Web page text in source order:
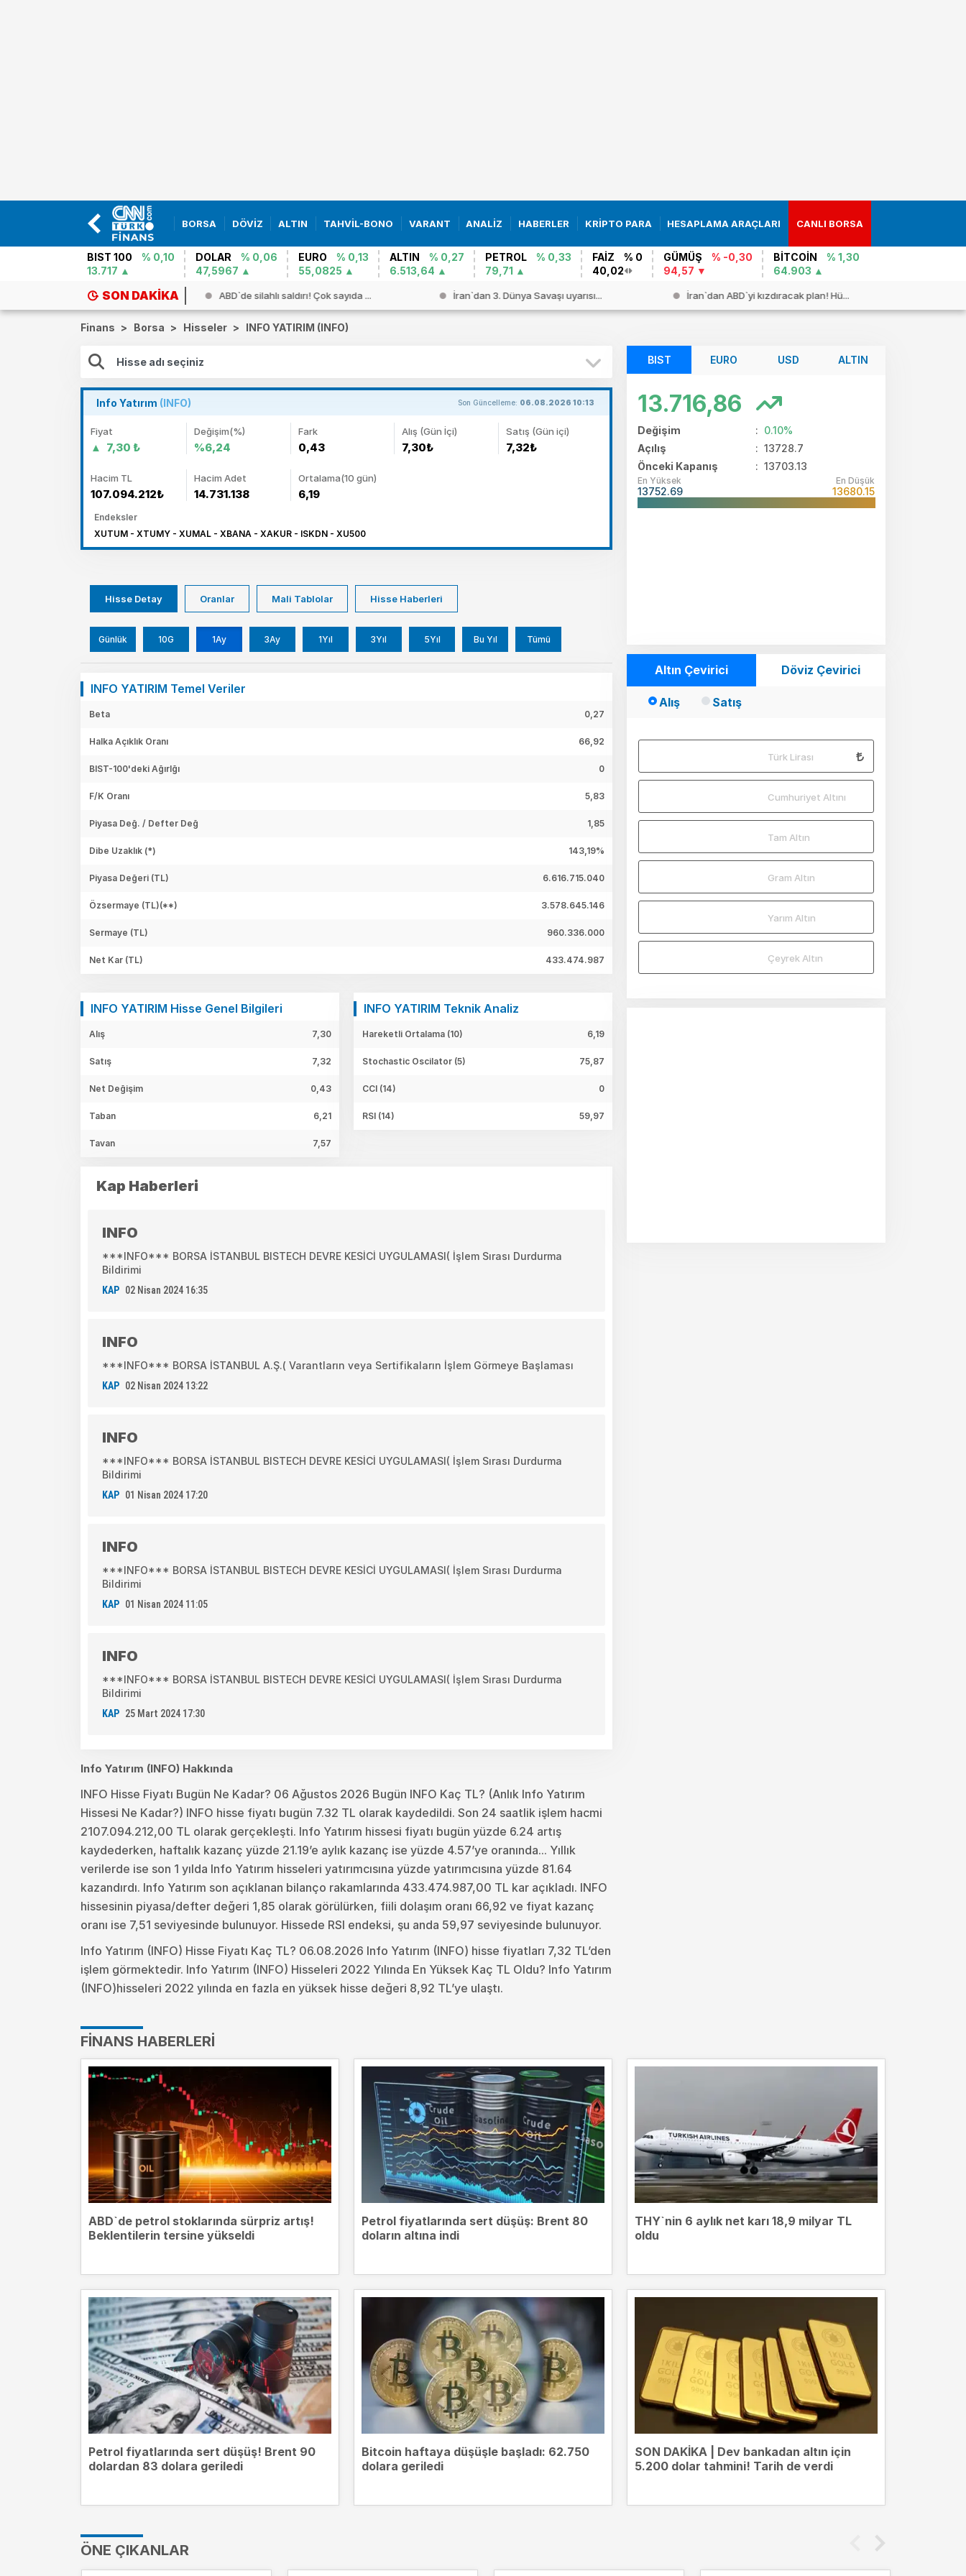
BORSA DÖVİZ ALTIN TAHVİL-BONO VARANT ANALİZ HABERLER KRİPTO PARA HESAPLAMA ARAÇLARI CANLI BORSA
BIST 100
% 0,10
13.717
DOLAR
% 0,06
47,5967
EURO
% 0,13
55,0825
ALTIN
% 0,27
6.513,64
PETROL
% 0,33
79,71
FAİZ
% 0
40,02
GÜMÜŞ
% -0,30
94,57
BİTCOİN
% 1,30
64.903
SON DAKIKA
roketi Ay`a çarptı... ABD`de silahlı saldırı! Çok sayıda ... İran`dan 3. Dünya Savaşı uyarısı... İran`dan ABD`yi kızdıracak plan! Hü...
Finans > Borsa > Hisseler > INFO YATIRIM (INFO)
Info Yatırım (INFO) Son Güncelleme: 06.08.2026 10:13
Fiyat
7,30 ₺
Değişim(%)
%6,24
Fark
0,43
Alış (Gün İçi)
7,30₺
Satış (Gün içi)
7,32₺
Hacim TL
107.094.212₺
Hacim Adet
14.731.138
Ortalama(10 gün)
6,19
Endeksler
XUTUM - XTUMY - XUMAL - XBANA - XAKUR - ISKDN - XU500
Hisse Detay Oranlar Mali Tablolar Hisse Haberleri
Günlük 10G 1Ay 3Ay 1Yıl 3Yıl 5Yıl Bu Yıl Tümü
INFO YATIRIM Temel Veriler
Beta 0,27
Halka Açıklık Oranı 66,92
BIST-100'deki Ağırlğı 0
F/K Oranı 5,83
Piyasa Değ. / Defter Değ 1,85
Dibe Uzaklık (*) 143,19%
Piyasa Değeri (TL) 6.616.715.040
Özsermaye (TL)(**) 3.578.645.146
Sermaye (TL) 960.336.000
Net Kar (TL) 433.474.987
INFO YATIRIM Hisse Genel Bilgileri
Alış 7,30
Satış 7,32
Net Değişim 0,43
Taban 6,21
Tavan 7,57
INFO YATIRIM Teknik Analiz
Hareketli Ortalama (10) 6,19
Stochastic Oscilator (5) 75,87
CCI (14) 0
RSI (14) 59,97
Kap Haberleri
INFO
***INFO*** BORSA İSTANBUL BISTECH DEVRE KESİCİ UYGULAMASI( İşlem Sırası Durdurma
Bildirimi
KAP 02 Nisan 2024 16:35
INFO
***INFO*** BORSA İSTANBUL A.Ş.( Varantların veya Sertifikaların İşlem Görmeye Başlaması
KAP 02 Nisan 2024 13:22
INFO
***INFO*** BORSA İSTANBUL BISTECH DEVRE KESİCİ UYGULAMASI( İşlem Sırası Durdurma
Bildirimi
KAP 01 Nisan 2024 17:20
INFO
***INFO*** BORSA İSTANBUL BISTECH DEVRE KESİCİ UYGULAMASI( İşlem Sırası Durdurma
Bildirimi
KAP 01 Nisan 2024 11:05
INFO
***INFO*** BORSA İSTANBUL BISTECH DEVRE KESİCİ UYGULAMASI( İşlem Sırası Durdurma
Bildirimi
KAP 25 Mart 2024 17:30
Info Yatırım (INFO) Hakkında
INFO Hisse Fiyatı Bugün Ne Kadar? 06 Ağustos 2026 Bugün INFO Kaç TL? (Anlık Info Yatırım
Hissesi Ne Kadar?) INFO hisse fiyatı bugün 7.32 TL olarak kaydedildi. Son 24 saatlik işlem hacmi
2107.094.212,00 TL olarak gerçekleşti. Info Yatırım hissesi fiyatı bugün yüzde 6.24 artış
kaydederken, haftalık kazanç yüzde 21.19’e aylık kazanç ise yüzde 4.57’ye oranında... Yıllık
verilerde ise son 1 yılda Info Yatırım hisseleri yatırımcısına yüzde yatırımcısına yüzde 81.64
kazandırdı. Info Yatırım son açıklanan bilanço rakamlarında 433.474.987,00 TL kar açıkladı. INFO
hissesinin piyasa/defter değeri 1,85 olarak görülürken, fiili dolaşım oranı 66,92 ve fiyat kazanç
oranı ise 7,51 seviyesinde bulunuyor. Hissede RSI endeksi, şu anda 59,97 seviyesinde bulunuyor.
Info Yatırım (INFO) Hisse Fiyatı Kaç TL? 06.08.2026 Info Yatırım (INFO) hisse fiyatları 7,32 TL’den
işlem görmektedir. Info Yatırım (INFO) Hisseleri 2022 Yılında En Yüksek Kaç TL Oldu? Info Yatırım
(INFO)hisseleri 2022 yılında en fazla en yüksek hisse değeri 8,92 TL’ye ulaştı.
BIST EURO USD ALTIN
13.716,86
Değişim : 0.10%
Açılış
: 13728.7
Önceki Kapanış
: 13703.13
En Yüksek
13752.69
En Düşük
13680.15
Altın Çevirici Döviz Çevirici
Alış Satış
Türk Lirası
Cumhuriyet Altını
Tam Altın
Gram Altın
Yarım Altın
Çeyrek Altın
FINANS HABERLERI
ABD`de petrol stoklarında sürpriz artış!
Beklentilerin tersine yükseldi
Petrol fiyatlarında sert düşüş: Brent 80
doların altına indi
THY`nin 6 aylık net karı 18,9 milyar TL
oldu
Petrol fiyatlarında sert düşüş! Brent 90
dolardan 83 dolara geriledi
Bitcoin haftaya düşüşle başladı: 62.750
dolara geriledi
SON DAKİKA | Dev bankadan altın için
5.200 dolar tahmini! Tarih de verdi
ÖNE ÇIKANLAR